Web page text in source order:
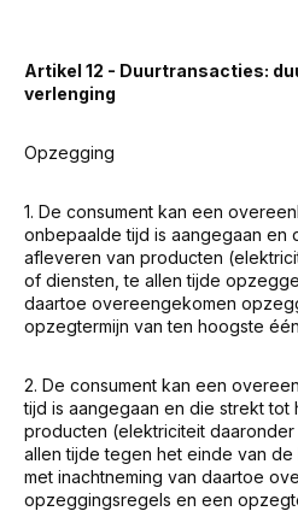
Artikel 12 - Duurtransacties:
verlenging
Opzegging
1. De consument kan een
onbepaalde tijd is aangegaan en
afleveren van producten
of diensten, te allen tijde
daartoe overeengekomen
opzegtermijn van ten hoogste
2. De consument kan een
tijd is aangegaan en die strekt
producten (elektriciteit
allen tijde tegen het einde van
met inachtneming van daartoe
opzeggingsregels en een